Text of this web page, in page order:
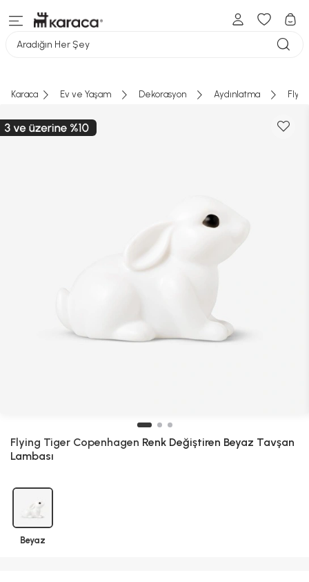
Aradığın Her Şey
Karaca Ev ve Yaşam Dekorasyon Aydınlatma
Flying Tiger Copenhagen Renk Değiştiren Beyaz Tavşan
Lambası
Beyaz